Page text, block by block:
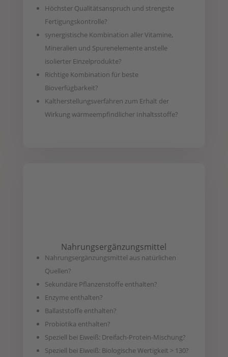
Höchster Qualitätsanspruch und strengste
Fertigungskontrolle?
synergistische Kombination aller Vitamine,
Mineralien und Spurenelemente anstelle
isolierter Einzelprodukte?
Richtige Kombination für beste
Bioverfügbarkeit?
Kaltherstellungsverfahren zum Erhalt der
Wirkung wärmeempfindlicher Inhaltsstoffe?
Nahrungsergänzungsmittel
Nahrungsergänzungsmittel aus natürlichen
Quellen?
Sekundäre Pflanzenstoffe enthalten?
Enzyme enthalten?
Ballaststoffe enthalten?
Probiotika enthalten?
Speziell bei Eiweiß: Dreifach-Protein-Mischung?
Speziell bei Eiweiß: Biologische Wertigkeit > 130?